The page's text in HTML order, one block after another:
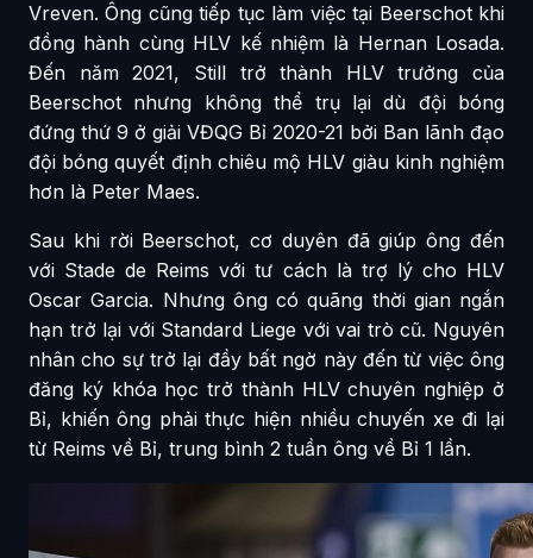
Vreven. Ông cũng tiếp tục làm việc tại Beerschot khi
đồng hành cùng HLV kế nhiệm là Hernan Losada.
Đến năm 2021, Still trở thành HLV trưởng của
Beerschot nhưng không thể trụ lại dù đội bóng
đứng thứ 9 ở giải VĐQG Bỉ 2020-21 bởi Ban lãnh đạo
đội bóng quyết định chiêu mộ HLV giàu kinh nghiệm
hơn là Peter Maes.
Sau khi rời Beerschot, cơ duyên đã giúp ông đến
với Stade de Reims với tư cách là trợ lý cho HLV
Oscar Garcia. Nhưng ông có quãng thời gian ngắn
hạn trở lại với Standard Liege với vai trò cũ. Nguyên
nhân cho sự trở lại đầy bất ngờ này đến từ việc ông
đăng ký khóa học trở thành HLV chuyên nghiệp ở
Bỉ, khiến ông phải thực hiện nhiều chuyến xe đi lại
từ Reims về Bỉ, trung bình 2 tuần ông về Bỉ 1 lần.